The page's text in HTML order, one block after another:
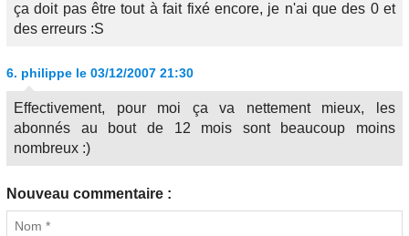
ça doit pas être tout à fait fixé encore, je n'ai que des 0 et
des erreurs :S
6. philippe le 03/12/2007 21:30
Effectivement, pour moi ça va nettement mieux, les
abonnés au bout de 12 mois sont beaucoup moins
nombreux :)
Nouveau commentaire :